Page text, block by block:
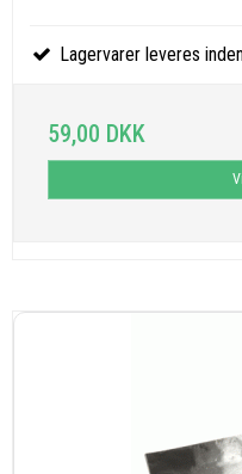
Lagervarer leveres
59,00 DKK